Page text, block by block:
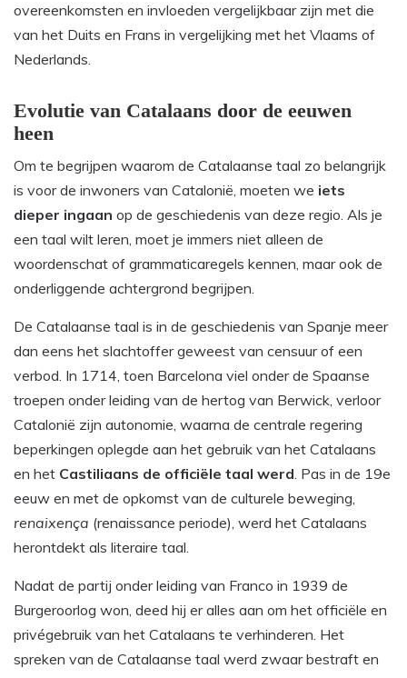
overeenkomsten en invloeden vergelijkbaar zijn met die
van het Duits en Frans in vergelijking met het Vlaams of
Nederlands.
Evolutie van Catalaans door de eeuwen
heen
Om te begrijpen waarom de Catalaanse taal zo belangrijk
is voor de inwoners van Catalonië, moeten we iets
dieper ingaan op de geschiedenis van deze regio. Als je
een taal wilt leren, moet je immers niet alleen de
woordenschat of grammaticaregels kennen, maar ook de
onderliggende achtergrond begrijpen.
De Catalaanse taal is in de geschiedenis van Spanje meer
dan eens het slachtoffer geweest van censuur of een
verbod. In 1714, toen Barcelona viel onder de Spaanse
troepen onder leiding van de hertog van Berwick, verloor
Catalonië zijn autonomie, waarna de centrale regering
beperkingen oplegde aan het gebruik van het Catalaans
en het Castiliaans de officiële taal werd. Pas in de 19e
eeuw en met de opkomst van de culturele beweging,
renaixença (renaissance periode), werd het Catalaans
herontdekt als literaire taal.
Nadat de partij onder leiding van Franco in 1939 de
Burgeroorlog won, deed hij er alles aan om het officiële en
privégebruik van het Catalaans te verhinderen. Het
spreken van de Catalaanse taal werd zwaar bestraft en